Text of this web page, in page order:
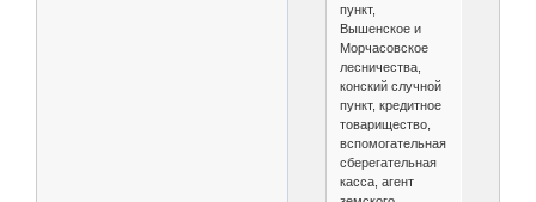
пункт,
Вышенское и
Морчасовское
лесничества,
конский случной
пункт, кредитное
товарищество,
вспомогательная
сберегательная
касса, агент